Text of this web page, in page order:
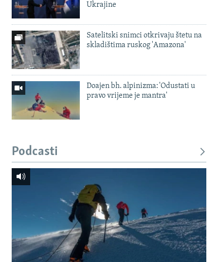
Ukrajine
Satelitski snimci otkrivaju štetu na
skladištima ruskog 'Amazona'
Doajen bh. alpinizma: 'Odustati u
pravo vrijeme je mantra'
Podcasti